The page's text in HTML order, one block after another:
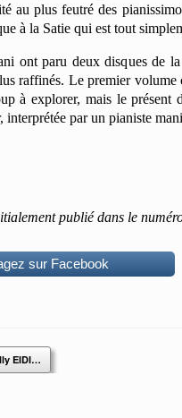
au plus feutré des
à la Satie qui est tout
ont paru deux disques de
raffinés. Le premier
à explorer, mais le présent
interprétée par un pianiste
publié dans le
sur Facebook
EIDI…